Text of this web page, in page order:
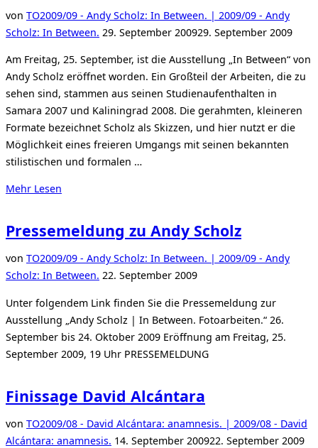
von TO2009/09 - Andy Scholz: In Between. | 2009/09 - Andy
Scholz: In Between. Veröffentlicht
29. September 200929. September 2009
Am Freitag, 25. September, ist die Ausstellung „In Between“ von
Andy Scholz eröffnet worden. Ein Großteil der Arbeiten, die zu
sehen sind, stammen aus seinen Studienaufenthalten in
Samara 2007 und Kaliningrad 2008. Die gerahmten, kleineren
Formate bezeichnet Scholz als Skizzen, und hier nutzt er die
Möglichkeit eines freieren Umgangs mit seinen bekannten
stilistischen und formalen …
Mehr über
Andy
Scholz“
Lesen
Pressemeldung zu Andy Scholz
von TO2009/09 - Andy Scholz: In Between. | 2009/09 - Andy
Scholz: In Between. Veröffentlicht
22. September 2009
Unter folgendem Link finden Sie die Pressemeldung zur
Ausstellung „Andy Scholz | In Between. Fotoarbeiten.“ 26.
September bis 24. Oktober 2009 Eröffnung am Freitag, 25.
September 2009, 19 Uhr PRESSEMELDUNG
Finissage David Alcántara
von TO2009/08 - David Alcántara: anamnesis. | 2009/08 - David
Alcántara: anamnesis. Veröffentlicht
14. September 200922. September 2009